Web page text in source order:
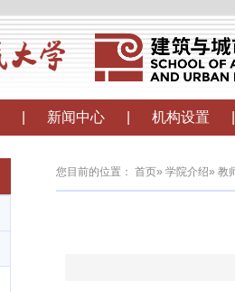
新闻中心 机构设置
您目前的位置： 首页» 学院介绍» 教